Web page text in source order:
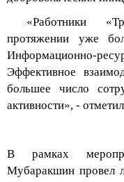
«Работники
протяжении уже
Информационно-
Эффективное
большее число
активности
отметил
В рамках
Мубаракшин провел